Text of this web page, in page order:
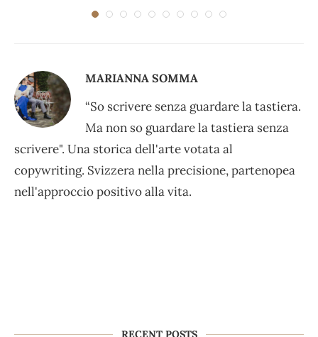
MARIANNA SOMMA
“So scrivere senza guardare la tastiera.
Ma non so guardare la tastiera senza
scrivere". Una storica dell'arte votata al
copywriting. Svizzera nella precisione, partenopea
nell'approccio positivo alla vita.
RECENT POSTS